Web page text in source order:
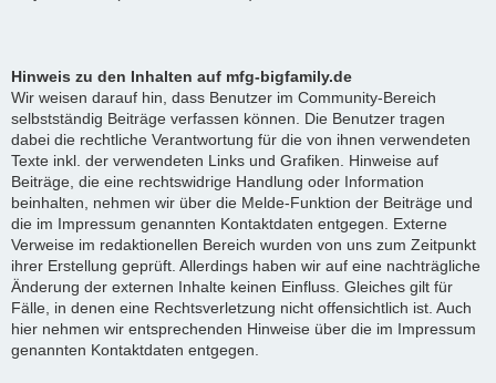
Hinweis zu den Inhalten auf mfg-bigfamily.de
Wir weisen darauf hin, dass Benutzer im Community-Bereich
selbstständig Beiträge verfassen können. Die Benutzer tragen
dabei die rechtliche Verantwortung für die von ihnen verwendeten
Texte inkl. der verwendeten Links und Grafiken. Hinweise auf
Beiträge, die eine rechtswidrige Handlung oder Information
beinhalten, nehmen wir über die Melde-Funktion der Beiträge und
die im Impressum genannten Kontaktdaten entgegen. Externe
Verweise im redaktionellen Bereich wurden von uns zum Zeitpunkt
ihrer Erstellung geprüft. Allerdings haben wir auf eine nachträgliche
Änderung der externen Inhalte keinen Einfluss. Gleiches gilt für
Fälle, in denen eine Rechtsverletzung nicht offensichtlich ist. Auch
hier nehmen wir entsprechenden Hinweise über die im Impressum
genannten Kontaktdaten entgegen.